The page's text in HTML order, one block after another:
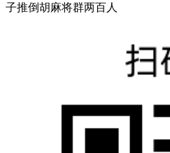
子推倒胡麻将群两百人